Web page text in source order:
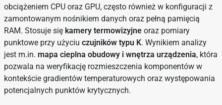
obciążeniem CPU oraz GPU, często również w konfiguracji z
zamontowanym nośnikiem danych oraz pełną pamięcią
RAM. Stosuje się kamery termowizyjne oraz pomiary
punktowe przy użyciu czujników typu K. Wynikiem analizy
jest m.in. mapa cieplna obudowy i wnętrza urządzenia, która
pozwala na weryfikację rozmieszczenia komponentów w
kontekście gradientów temperaturowych oraz występowania
potencjalnych punktów krytycznych.